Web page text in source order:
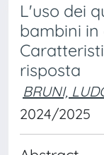
L'uso dei
bambini in
risposta
BRUNI,
2024/2025